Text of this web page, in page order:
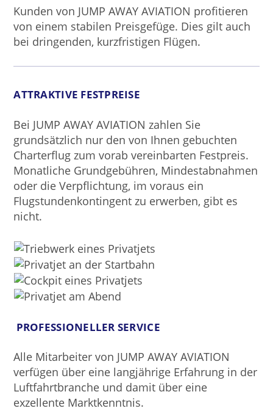
Kunden von JUMP AWAY AVIATION profitieren
von einem stabilen Preisgefüge. Dies gilt auch
bei dringenden, kurzfristigen Flügen.
ATTRAKTIVE FESTPREISE
Bei JUMP AWAY AVIATION zahlen Sie
grundsätzlich nur den von Ihnen gebuchten
Charterflug zum vorab vereinbarten Festpreis.
Monatliche Grundgebühren, Mindestabnahmen
oder die Verpflichtung, im voraus ein
Flugstundenkontingent zu erwerben, gibt es
nicht.
PROFESSIONELLER SERVICE
Alle Mitarbeiter von JUMP AWAY AVIATION
verfügen über eine langjährige Erfahrung in der
Luftfahrtbranche und damit über eine
exzellente Marktkenntnis.